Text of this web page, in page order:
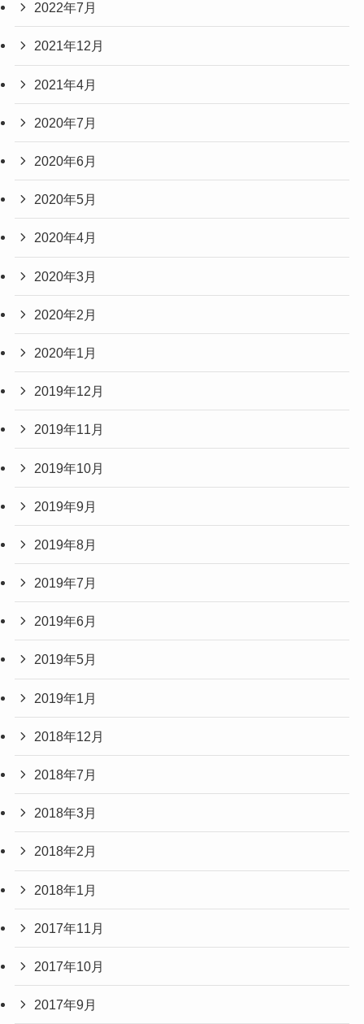
2022年7月
2021年12月
2021年4月
2020年7月
2020年6月
2020年5月
2020年4月
2020年3月
2020年2月
2020年1月
2019年12月
2019年11月
2019年10月
2019年9月
2019年8月
2019年7月
2019年6月
2019年5月
2019年1月
2018年12月
2018年7月
2018年3月
2018年2月
2018年1月
2017年11月
2017年10月
2017年9月